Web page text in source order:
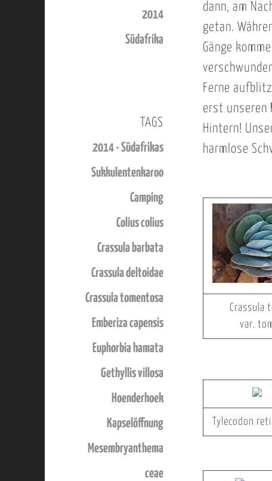
dann, am
getan.
Gänge
Ferne
erst unseren
Hintern!
harmlose
Crassula
var.
Tylecodon
2014
Südafrika
TAGS
2014 - Südafrikas
Sukkulentenkaroo
Camping
Colius colius
Crassula barbata
Crassula deltoidae
Crassula tomentosa
Emberiza capensis
Euphorbia hamata
Gethyllis villosa
Hoenderhoek
Kapselöffnung
Mesembryanthema
ceae